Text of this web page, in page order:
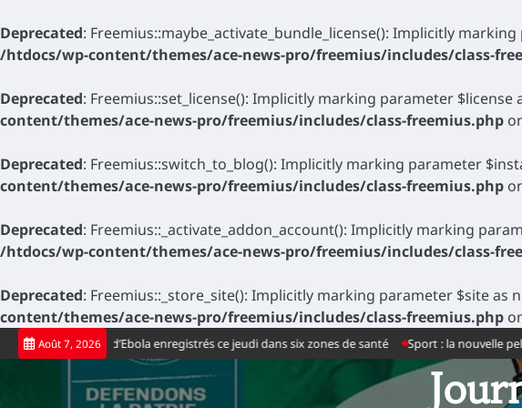
Deprecated: Freemius::maybe_activate_bundle_license(): Implicitly
/htdocs/wp-content/themes/ace-news-pro/freemius/includes/class-
Deprecated: Freemius::set_license(): Implicitly marking parameter
content/themes/ace-news-pro/freemius/includes/class-freemius.php
Deprecated: Freemius::switch_to_blog(): Implicitly marking parameter
content/themes/ace-news-pro/freemius/includes/class-freemius.php
Deprecated: Freemius::_activate_addon_account(): Implicitly marking
/htdocs/wp-content/themes/ace-news-pro/freemius/includes/class-
Deprecated: Freemius::_store_site(): Implicitly marking parameter $site
content/themes/ace-news-pro/freemius/includes/class-freemius.php
Skip
to
Août 7, 2026
cas positifs d’Ebola enregistrés ce jeudi dans six zones de santé Sport : la nouvelle